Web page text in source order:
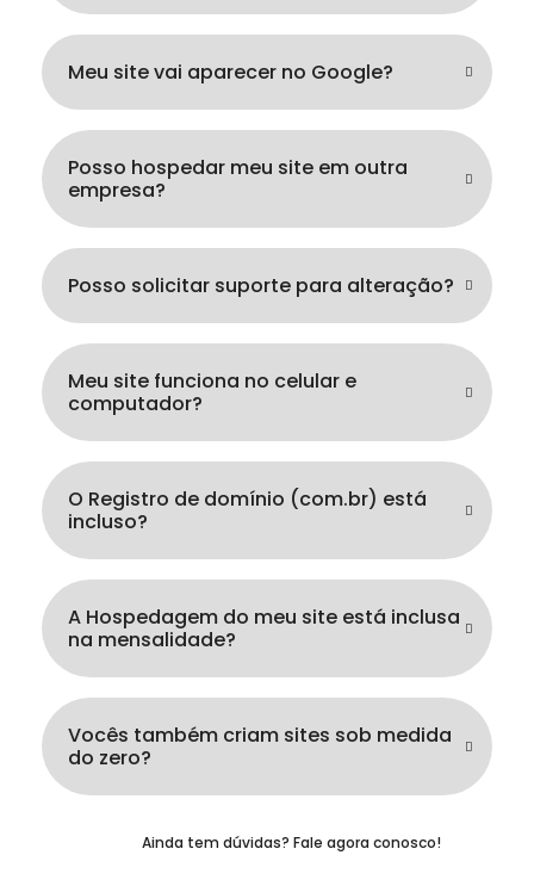
Meu site vai aparecer no Google?
Posso hospedar meu site em outra
empresa?
Posso solicitar suporte para alteração?
Meu site funciona no celular e
computador?
O Registro de domínio (com.br) está
incluso?
A Hospedagem do meu site está inclusa
na mensalidade?
Vocês também criam sites sob medida
do zero?
Ainda tem dúvidas? Fale agora conosco!